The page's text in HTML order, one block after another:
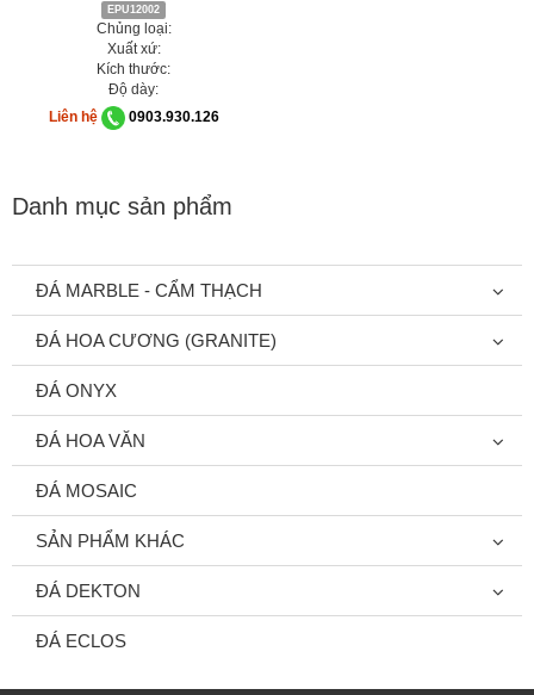
EPU12002
Chủng loại:
Xuất xứ:
Kích thước:
Độ dày:
Liên hệ
0903.930.126
Danh mục sản phẩm
ĐÁ MARBLE - CẨM THẠCH
ĐÁ HOA CƯƠNG (GRANITE)
ĐÁ ONYX
ĐÁ HOA VĂN
ĐÁ MOSAIC
SẢN PHẨM KHÁC
ĐÁ DEKTON
ĐÁ ECLOS